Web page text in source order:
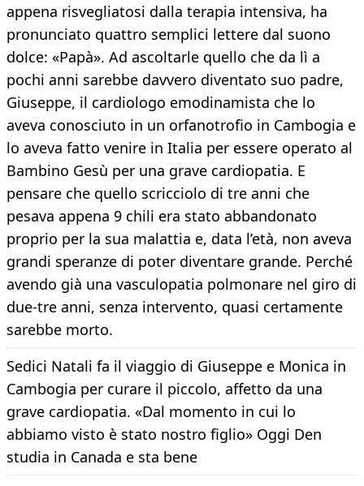
appena risvegliatosi dalla terapia intensiva, ha
pronunciato quattro semplici lettere dal suono
dolce: «Papà». Ad ascoltarle quello che da lì a
pochi anni sarebbe davvero diventato suo padre,
Giuseppe, il cardiologo emodinamista che lo
aveva conosciuto in un orfanotrofio in Cambogia e
lo aveva fatto venire in Italia per essere operato al
Bambino Gesù per una grave cardiopatia. E
pensare che quello scricciolo di tre anni che
pesava appena 9 chili era stato abbandonato
proprio per la sua malattia e, data l’età, non aveva
grandi speranze di poter diventare grande. Perché
avendo già una vasculopatia polmonare nel giro di
due-tre anni, senza intervento, quasi certamente
sarebbe morto.
Sedici Natali fa il viaggio di Giuseppe e Monica in
Cambogia per curare il piccolo, affetto da una
grave cardiopatia. «Dal momento in cui lo
abbiamo visto è stato nostro figlio» Oggi Den
studia in Canada e sta bene